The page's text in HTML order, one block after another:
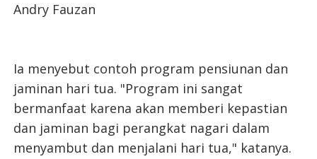
Andry Fauzan
Ia menyebut contoh program pensiunan dan
jaminan hari tua. "Program ini sangat
bermanfaat karena akan memberi kepastian
dan jaminan bagi perangkat nagari dalam
menyambut dan menjalani hari tua," katanya.